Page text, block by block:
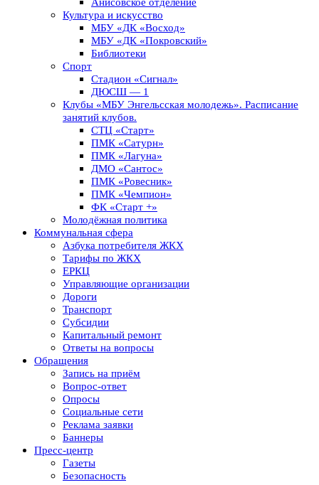
Анисовское отделение
Культура и искусство
МБУ «ДК «Восход»
МБУ «ДК «Покровский»
Библиотеки
Спорт
Стадион «Сигнал»
ДЮСШ — 1
Клубы «МБУ Энгельсская молодежь». Расписание
занятий клубов.
СТЦ «Старт»
ПМК «Сатурн»
ПМК «Лагуна»
ДМО «Сантос»
ПМК «Ровесник»
ПМК «Чемпион»
ФК «Старт +»
Молодёжная политика
Коммунальная сфера
Азбука потребителя ЖКХ
Тарифы по ЖКХ
ЕРКЦ
Управляющие организации
Дороги
Транспорт
Субсидии
Капитальный ремонт
Ответы на вопросы
Обращения
Запись на приём
Вопрос-ответ
Опросы
Социальные сети
Реклама заявки
Баннеры
Пресс-центр
Газеты
Безопасность